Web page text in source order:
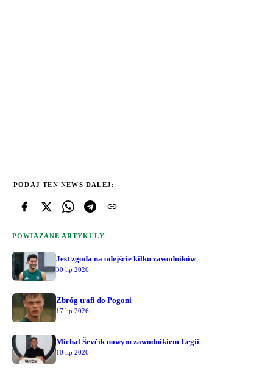
PODAJ TEN NEWS DALEJ:
POWIĄZANE ARTYKUŁY
Jest zgoda na odejście kilku zawodników
30 lip 2026
Zbróg trafi do Pogoni
17 lip 2026
Michal Ševčík nowym zawodnikiem Legii
10 lip 2026